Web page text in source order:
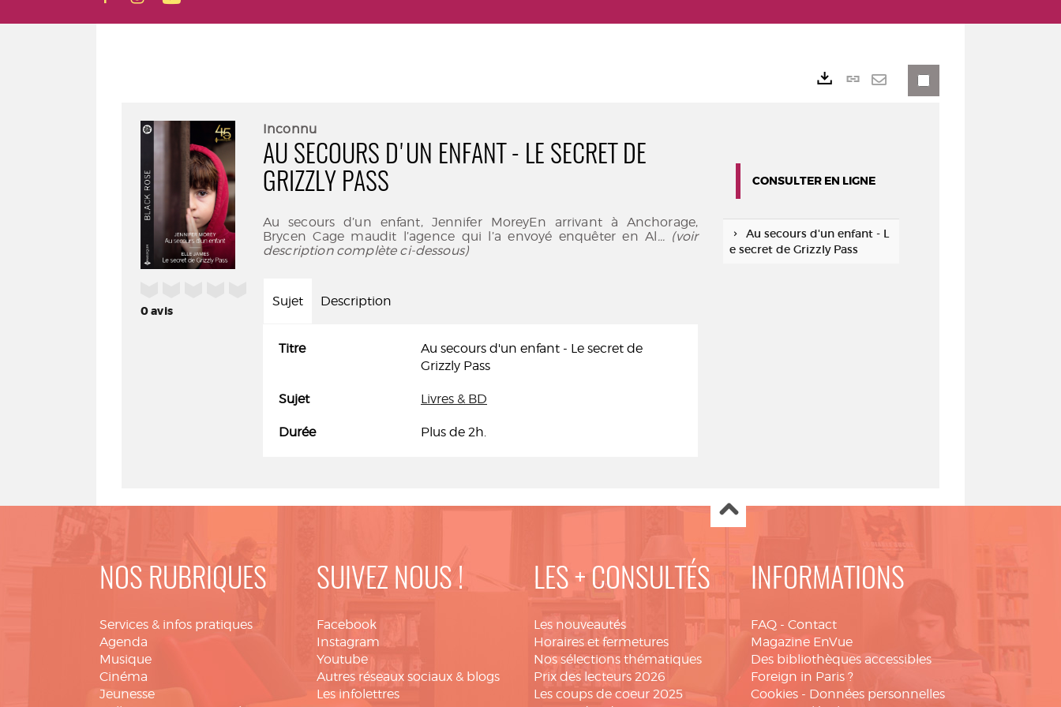
0avis
Inconnu
AU SECOURS D'UN ENFANT - LE SECRET DE
GRIZZLY PASS
Au secours d’un enfant, Jennifer MoreyEn arrivant à Anchorage,
Brycen Cage maudit l’agence qui l’a envoyé enquêter en Al... (voir
description complète ci-dessous)
Sujet Description
Titre
Au secours d'un enfant - Le secret de
Grizzly Pass
Sujet Livres & BD
Durée Plus de 2h.
Lien
CONSULTER EN LIGNE
Au secours d'un enfant - L
e secret de Grizzly Pass
NOS RUBRIQUES
Services & infos pratiques
Agenda
Musique
Cinéma
Jeunesse
SUIVEZ NOUS !
Facebook
Instagram
Youtube
Autres réseaux sociaux & blogs
Les infolettres
LES + CONSULTÉS
Les nouveautés
Horaires et fermetures
Nos sélections thématiques
Prix des lecteurs 2026
Les coups de coeur 2025
INFORMATIONS
FAQ - Contact
Magazine EnVue
Des bibliothèques accessibles
Foreign in Paris ?
Cookies - Données personnelles